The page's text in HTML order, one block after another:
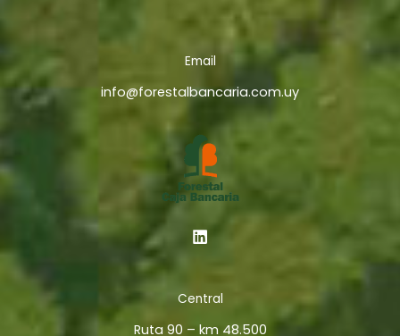
Email
info@forestalbancaria.com.uy
Central
Ruta 90 – km 48.500